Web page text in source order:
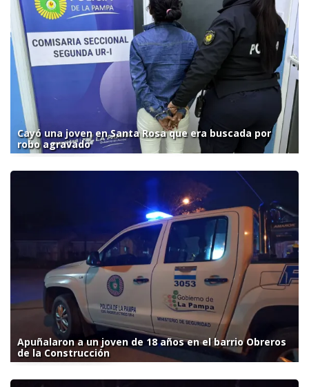
Cayó una joven en Santa Rosa que era buscada por
robo agravado
Apuñalaron a un joven de 18 años en el barrio Obreros
de la Construcción